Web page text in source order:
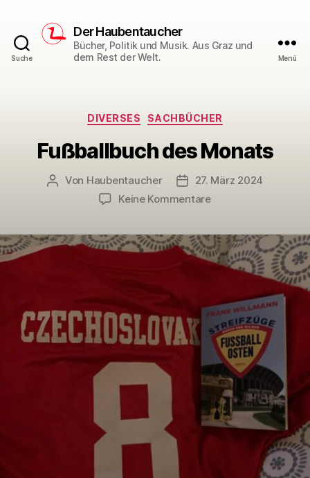
Suche
Der Haubentaucher
Bücher, Politik und Musik. Aus Graz und
dem Rest der Welt.
Menü
Kategorien
DIVERSES SACHBÜCHER
Fußballbuch des Monats
Beitragsautor
Von Haubentaucher Veröffentlichungsdatum
27. März 2024
Keine Kommentarezu
Monats